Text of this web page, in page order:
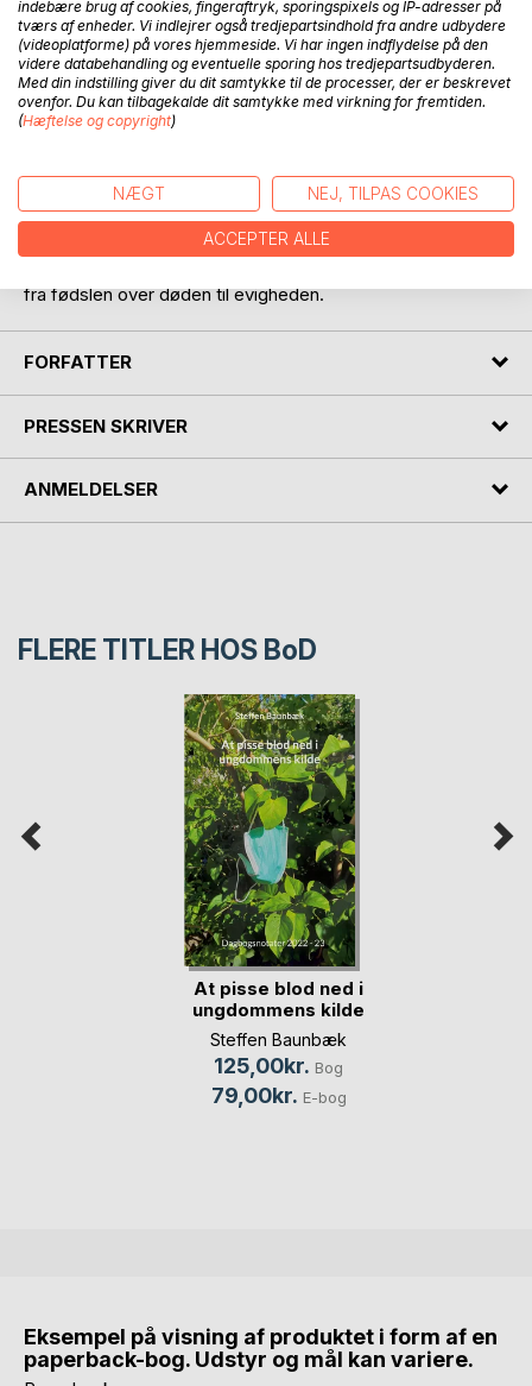
mellem himmel og jord. Det samme er tilfældet her, hvor
man både kommer med i tivoli, følger atombomben Little
Boy ned mod detonationspunktet og bliver en flue på
væggen til digterens egen begravelse. Det hele naturligvis
serveret med den bittersøde humor, rytmiske fornemmelse
Når dæmningen sprænger står i umiddelbar forlængelse af
Hiroshima-trilogien, som udkom i årene 2012 - 21, men kan
fra fødslen over døden til evigheden.
FORFATTER
PRESSEN SKRIVER
ANMELDELSER
FLERE TITLER HOS BoD
At pisse blod ned i
ungdommens kilde
Steffen Baunbæk
125,00kr. Bog
79,00kr. E-bog
Eksempel på visning af produktet i form af en
paperback-bog. Udstyr og mål kan variere.
indebære brug af cookies, fingeraftryk, sporingspixels og IP-adresser på
tværs af enheder. Vi indlejrer også tredjepartsindhold fra andre udbydere
(videoplatforme) på vores hjemmeside. Vi har ingen indflydelse på den
videre databehandling og eventuelle sporing hos tredjepartsudbyderen.
Med din indstilling giver du dit samtykke til de processer, der er beskrevet
ovenfor. Du kan tilbagekalde dit samtykke med virkning for fremtiden.
(Hæftelse og copyright)
NÆGT NEJ, TILPAS COOKIES
ACCEPTER ALLE